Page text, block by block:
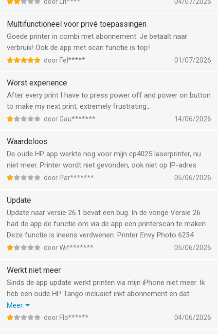
Multifunctioneel voor privé toepassingen
Goede printer in combi met abonnement. Je betaalt naar
verbruik! Ook de app met scan functie is top!
door Fel***** 01/07/2026
Worst experience
After every print I have to press power off and power on button
to make my next print, extremely frustrating...
door Gau******* 14/06/2026
Waardeloos
De oude HP app werkte nog voor mijn cp4025 laserprinter, nu
niet meer. Printer wordt niet gevonden, ook niet op IP-adres
door Par******* 05/06/2026
Update
Update naar versie 26.1 bevat een bug. In de vorige Versie 26
had de app de functie om via de app een printerscan te maken.
Deze functie is ineens verdwenen. Printer Envy Photo 6234
door Wif******* 05/06/2026
Werkt niet meer
Sinds de app update werkt printen via mijn iPhone niet meer. Ik
heb een oude HP Tango inclusief inkt abonnement en dat
werkte altijd heel prima maar sinds de app update is het niks
meer. Ik snap dat apparaten soms aan vervanging toezijn maar
Meer
door Flo****** 04/06/2026